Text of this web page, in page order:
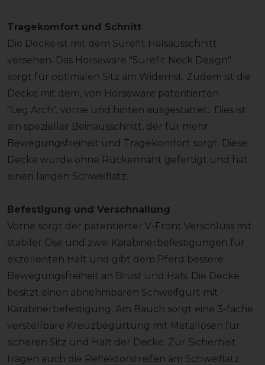
Tragekomfort und Schnitt
Die Decke ist mit dem Surefit Halsausschnitt
versehen. Das Horseware "Surefit Neck Design"
sorgt für optimalen Sitz am Widerrist. Zudem ist die
Decke mit dem, von Horseware patentierten
"Leg Arch", vorne und hinten ausgestattet. Dies ist
ein spezieller Beinausschnitt, der für mehr
Bewegungsfreiheit und Tragekomfort sorgt. Diese
Decke wurde ohne Rückennaht gefertigt und hat
einen langen Schweiflatz.
Befestigung und Verschnallung
Vorne sorgt der patentierter V-Front Verschluss mit
stabiler Öse und zwei Karabinerbefestigungen für
exzellenten Halt und gibt dem Pferd bessere
Bewegungsfreiheit an Brust und Hals. Die Decke
besitzt einen abnehmbaren Schweifgurt mit
Karabinerbefestigung. Am Bauch sorgt eine 3-fache
verstellbare Kreuzbegurtung mit Metallösen für
sicheren Sitz und Halt der Decke. Zur Sicherheit
tragen auch die Reflektorstreifen am Schweiflatz